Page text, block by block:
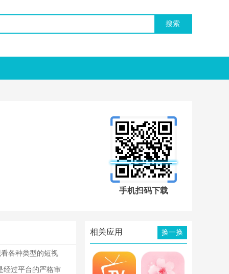
手机扫码下载
各种类型的短视
经过平台的严格审
相关应用 换一换